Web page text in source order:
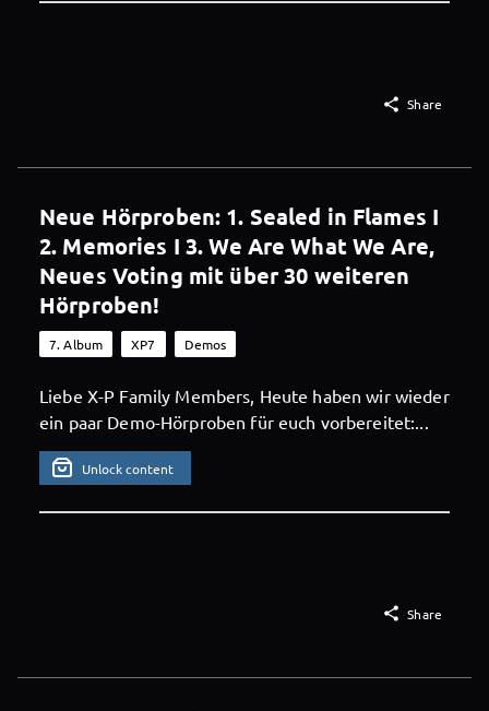
 Share
Neue Hörproben: 1. Sealed in Flames I
2. Memories I 3. We Are What We Are,
Neues Voting mit über 30 weiteren
Hörproben!
7. Album XP7 Demos
Liebe X-P Family Members, Heute haben wir wieder
ein paar Demo-Hörproben für euch vorbereitet:...
Unlock content
 Share